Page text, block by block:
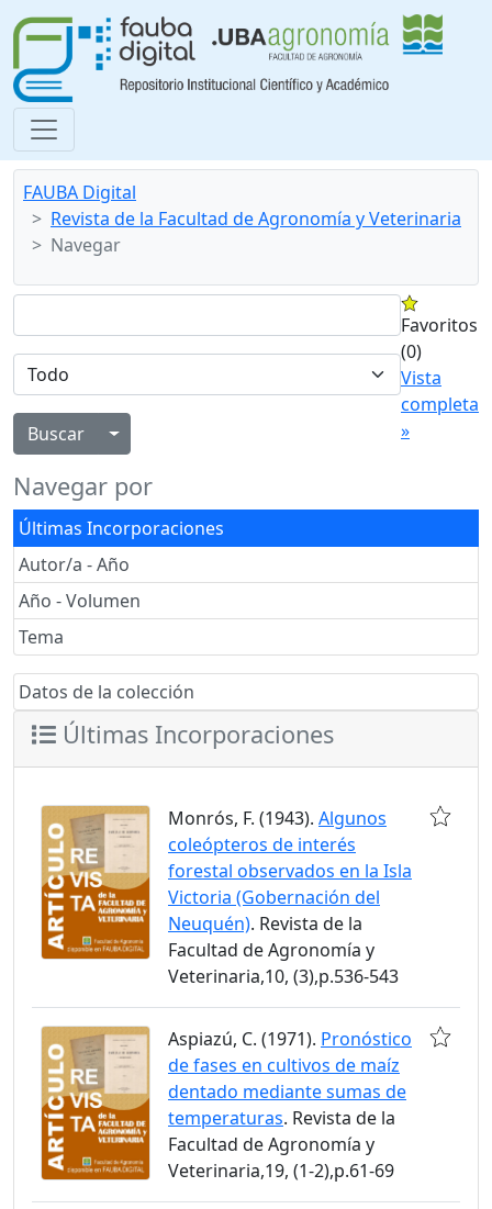
FAUBA Digital
Revista de la Facultad de Agronomía y Veterinaria
Navegar
Alternar menú desplegable
Favoritos
(0)
Vista
completa
»
Navegar por
Últimas Incorporaciones
Autor/a - Año
Año - Volumen
Tema
Datos de la colección
Últimas Incorporaciones
Monrós, F. (1943). Algunos
coleópteros de interés
forestal observados en la Isla
Victoria (Gobernación del
Neuquén). Revista de la
Facultad de Agronomía y
Veterinaria,10, (3),p.536-543
Aspiazú, C. (1971). Pronóstico
de fases en cultivos de maíz
dentado mediante sumas de
temperaturas. Revista de la
Facultad de Agronomía y
Veterinaria,19, (1-2),p.61-69